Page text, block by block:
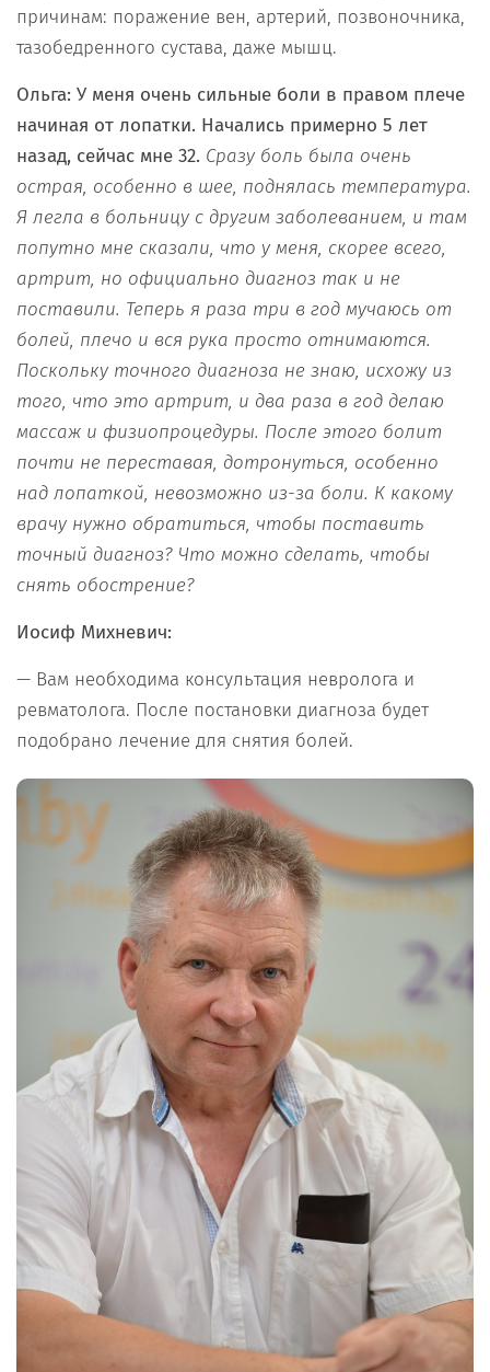
причинам: поражение вен, артерий, позвоночника,
тазобедренного сустава, даже мышц.
Ольга: У меня очень сильные боли в правом плече
начиная от лопатки. Начались примерно 5 лет
назад, сейчас мне 32. Сразу боль была очень
острая, особенно в шее, поднялась температура.
Я легла в больницу с другим заболеванием, и там
попутно мне сказали, что у меня, скорее всего,
артрит, но официально диагноз так и не
поставили. Теперь я раза три в год мучаюсь от
болей, плечо и вся рука просто отнимаются.
Поскольку точного диагноза не знаю, исхожу из
того, что это артрит, и два раза в год делаю
массаж и физиопроцедуры. После этого болит
почти не переставая, дотронуться, особенно
над лопаткой, невозможно из-за боли. К какому
врачу нужно обратиться, чтобы поставить
точный диагноз? Что можно сделать, чтобы
снять обострение?
Иосиф Михневич:
— Вам необходима консультация невролога и
ревматолога. После постановки диагноза будет
подобрано лечение для снятия болей.